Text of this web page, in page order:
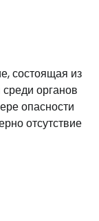
состоящая из
органов
опасности
отсутствие